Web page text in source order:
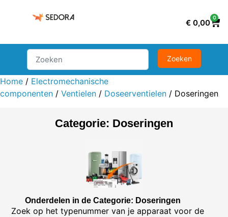
€ 0,00
0
Home / Electromechanische
componenten / Ventielen / Doseerventielen / Doseringen
Categorie: Doseringen
Onderdelen in de Categorie: Doseringen
Zoek op het typenummer van je apparaat voor de